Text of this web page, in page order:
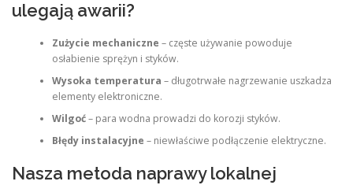
ulegają awarii?
Zużycie mechaniczne – częste używanie powoduje
osłabienie sprężyn i styków.
Wysoka temperatura – długotrwałe nagrzewanie uszkadza
elementy elektroniczne.
Wilgoć– para wodna prowadzi do korozji styków.
Błędy instalacyjne – niewłaściwe podłączenie elektryczne.
Nasza metoda naprawy lokalnej